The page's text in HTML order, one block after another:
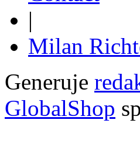
|
Milan
Generuje
GlobalShop